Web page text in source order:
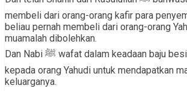
membeli dari orang-orang kafir para
beliau pernah membeli dari orang-orang
muamalah dibolehkan.
Dan Nabi ﷺ wafat dalam keadaan baju besi beliau digadaikan
kepada orang Yahudi untuk mendapatkan
keluarganya.